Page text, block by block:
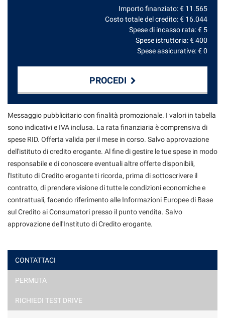
Importo finanziato: € 11.565
Costo totale del credito: € 16.044
Spese di incasso rata: € 5
Spese istruttoria: €400
Spese assicurative: €0
PROCEDI
Contattaci
Ho letto e accetto
marketing
Messaggio pubblicitario con finalità promozionale. I valori in tabella
sono indicativi e IVA inclusa. La rata finanziaria è comprensiva di
spese RID. Offerta valida per il mese in corso. Salvo approvazione
dell'istituto di credito erogante. Al fine di gestire le tue spese in modo
responsabile e di conoscere eventuali altre offerte disponibili,
l'Istituto di Credito erogante ti ricorda, prima di sottoscrivere il
contratto, di prendere visione di tutte le condizioni economiche e
contrattuali, facendo riferimento alle Informazioni Europee di Base
sul Credito ai Consumatori presso il punto vendita. Salvo
approvazione dell'Instituto di Credito erogante.
CONTATTACI
PERMUTA
RICHIEDI TEST DRIVE